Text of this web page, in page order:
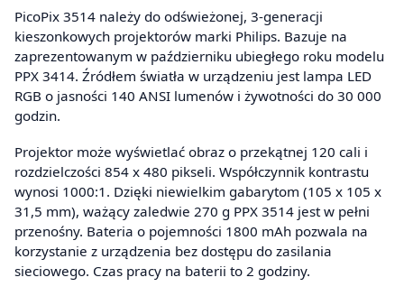
PicoPix 3514 należy do odświeżonej, 3-generacji
kieszonkowych projektorów marki Philips. Bazuje na
zaprezentowanym w październiku ubiegłego roku modelu
PPX 3414. Źródłem światła w urządzeniu jest lampa LED
RGB o jasności 140 ANSI lumenów i żywotności do 30 000
godzin.
Projektor może wyświetlać obraz o przekątnej 120 cali i
rozdzielczości 854 x 480 pikseli. Współczynnik kontrastu
wynosi 1000:1. Dzięki niewielkim gabarytom (105 x 105 x
31,5 mm), ważący zaledwie 270 g PPX 3514 jest w pełni
przenośny. Bateria o pojemności 1800 mAh pozwala na
korzystanie z urządzenia bez dostępu do zasilania
sieciowego. Czas pracy na baterii to 2 godziny.